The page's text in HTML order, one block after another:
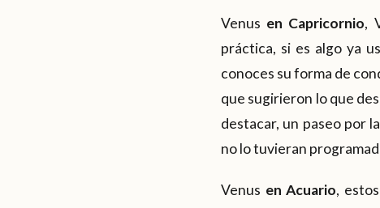
Venus en Capricornio,
práctica, si es algo ya
conoces su forma de
que sugirieron lo que
destacar, un paseo por
no lo tuvieran
Venus en Acuario,